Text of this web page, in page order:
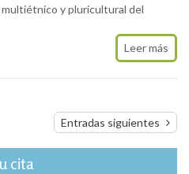
y pluricultural del
Leer más
Entradas siguientes
cita